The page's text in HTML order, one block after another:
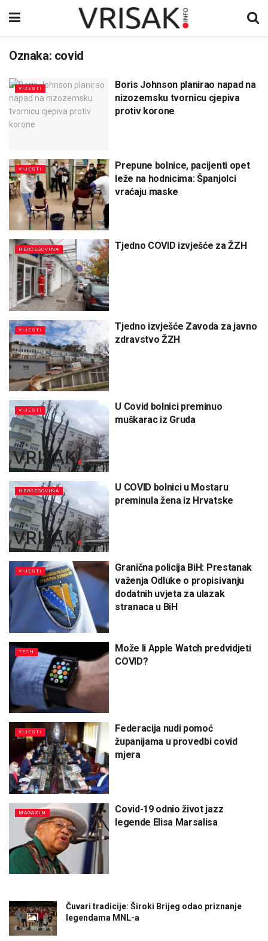
Oznaka: covid
VIJESTI
Boris Johnson planirao napad na
nizozemsku tvornicu cjepiva
protiv korone
VIJESTI
Prepune bolnice, pacijenti opet
leže na hodnicima: Španjolci
vraćaju maske
HERCEGOVINA Tjedno COVID izvješće za ŽZH
VIJESTI
Tjedno izvješće Zavoda za javno
zdravstvo ŽZH
VIJESTI
U Covid bolnici preminuo
muškarac iz Gruda
HERCEGOVINA
U COVID bolnici u Mostaru
preminula žena iz Hrvatske
VIJESTI
Granična policija BiH: Prestanak
važenja Odluke o propisivanju
dodatnih uvjeta za ulazak
stranaca u BiH
TECH
Može li Apple Watch predvidjeti
COVID?
VIJESTI
Federacija nudi pomoć
županijama u provedbi covid
mjera
MAGAZIN
Covid-19 odnio život jazz
legende Elisa Marsalisa
Čuvari tradicije: Široki Brijeg odao priznanje
legendama MNL-a